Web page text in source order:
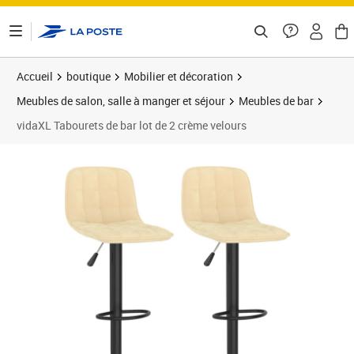
Accueil boutique
Mobilier et décoration
Meubles de salon, salle à manger et séjour
Meubles de bar
vidaXL Tabourets de bar lot de 2 crème velours